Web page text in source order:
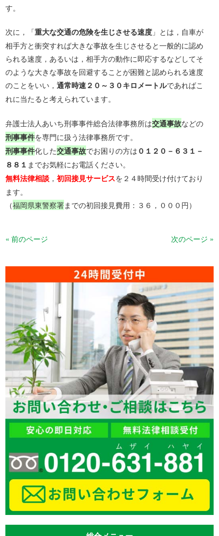
す。
次に，「重大な交通の危険を生じさせる速度 」とは，自車が
相手方と衝突すれば大きな事故を生じさせると一般的に認め
られる速度，あるいは，相手方の動作に即応するなどしてそ
のような大きな事故を回避することが困難と認められる速度
のことをいい，通常時速２０～３０キロメートルであればこ
れに当たると考えられています。
弁護士法人あいち刑事事件総合法律事務所は交通事故などの
刑事事件を専門に扱う法律事務所です。
刑事事件化した交通事故でお困りの方は０１２０－６３１－
８８１ までお気軽にお電話ください。
無料法律相談 ，初回接見サービスを２４時間受け付けており
ます。
（福岡県東警察署までの初回接見費用：３６，０００円）
« 前のページ 次のページ »